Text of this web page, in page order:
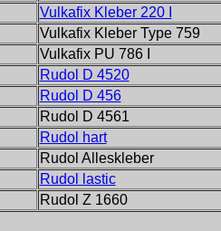
Vulkafix Kleber 220 I
Vulkafix Kleber Type 759
Vulkafix PU 786 I
Rudol D 4520
Rudol D 456
Rudol D 4561
Rudol hart
Rudol Alleskleber
Rudol lastic
Rudol Z 1660